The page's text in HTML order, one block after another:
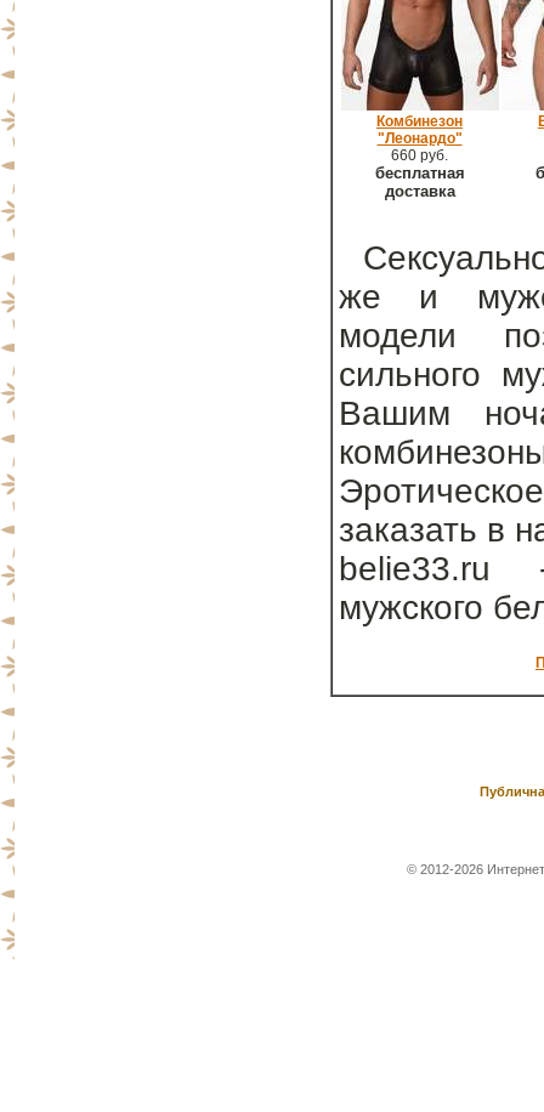
Комбинезон
"Леонардо"
660 руб.
бесплатная
доставка
же и
модели
сильного
Вашим
заказать в
belie33.ru -
мужского
© 2012-2026